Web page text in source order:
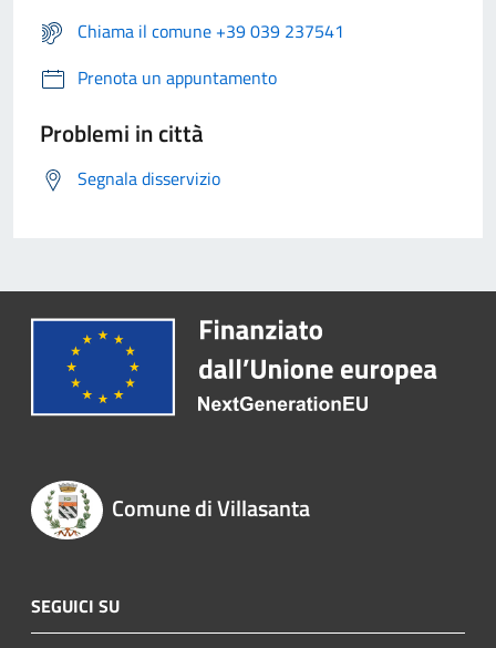
Chiama il comune +39 039 237541
Prenota un appuntamento
Problemi in città
Segnala disservizio
Comune di Villasanta
SEGUICI SU